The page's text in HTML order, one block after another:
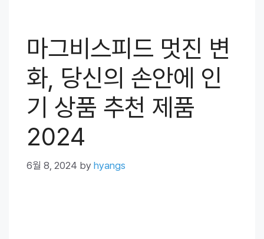
마그비스피드 멋진 변
화, 당신의 손안에 인
기 상품 추천 제품
2024
6월 8, 2024 by hyangs